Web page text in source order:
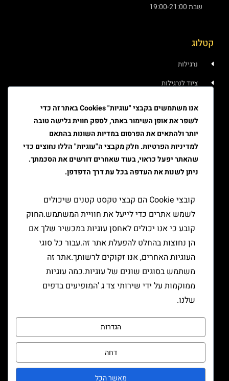
שבת 19:00-21:00
קטלוג
נרגילות
ציוד לנרגילות
טבק
ציוד למעשן
יצירת קשר
שליחה
אנו משתמשים בקבצי "עוגיות" Cookies באתר זה כדי
לשפר את אופן השימור באתר, לספק חווית גלישה טובה
יותר ולהתאים את הפרסום במדיות השונות בהתאם
למדיניות הפרטיות. חלק מקבצי ה"עוגיות" הללו נחוצים כדי
שהאתר יפעל כראוי, בעוד שאחרים דורשים את הסכמתך.
ניתן לשנות את העדפה בכל עת דרך הדפדפן.
קובצי Cookie הם קבצי טקסט קטנים שיכולים
לשמש אתרים כדי לייעל את חוויית המשתמש.החוק
קובע כי אנו יכולים לאחסן עוגיות במכשיר שלך אם
הן נחוצות בהחלט להפעלת אתר זה.עבור כל סוגי
העוגיות האחרים, אנו זקוקים לרשותך.אתר זה
משתמש בסוגים שונים של עוגיות.כמה עוגיות
ממוקמות על ידי שירותי צד ג 'המופיעים בדפים
שלנו.
הגדרות
דחה
מאשר הכל